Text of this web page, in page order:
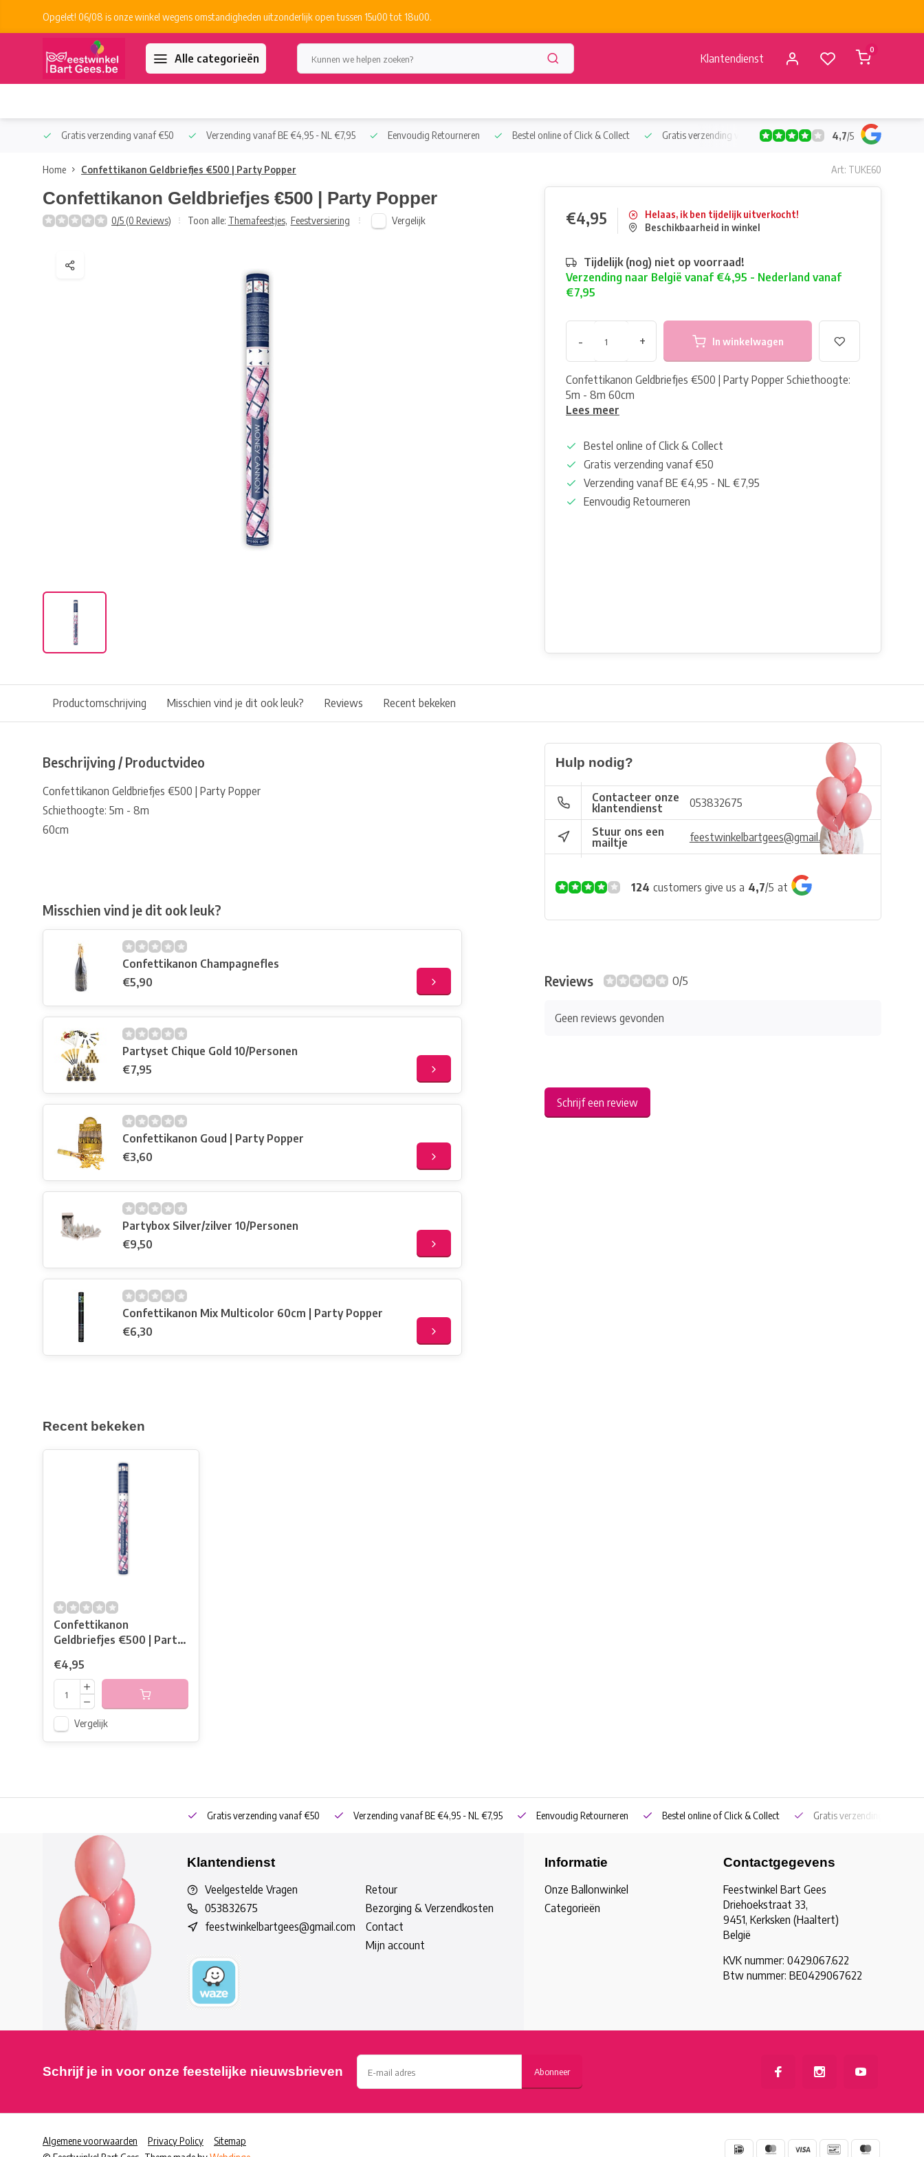
Opgelet! 06/08 is onze winkel wegens omstandigheden uitzonderlijk open tussen 15u00 tot 18u00.
Alle categorieën Klantendienst
0
Gratis verzending vanaf €50 Verzending vanaf BE €4,95 - NL €7,95 Eenvoudig Retourneren Bestel online of Click & Collect Gratis verzending vanaf €50 Verzending vanaf BE €4,95 -
4,7/5
Home Confettikanon Geldbriefjes €500 | Party Popper Art: TUKE60
Confettikanon Geldbriefjes €500 | Party Popper
0/5 (0 Reviews) Toon alle: Themafeestjes, Feestversiering Vergelijk €4,95
Helaas, ik ben tijdelijk uitverkocht!
Beschikbaarheid in winkel
Tijdelijk (nog) niet op voorraad!
Verzending naar België vanaf €4,95 - Nederland vanaf
€7,95
- + In winkelwagen
Confettikanon Geldbriefjes €500 | Party Popper Schiethoogte:
5m - 8m 60cm
Lees meer
Bestel online of Click & Collect
Gratis verzending vanaf €50
Verzending vanaf BE €4,95 - NL €7,95
Eenvoudig Retourneren
Productomschrijving Misschien vind je dit ook leuk? Reviews Recent bekeken
Beschrijving / Productvideo
Confettikanon Geldbriefjes €500 | Party Popper
Schiethoogte: 5m - 8m
60cm
Misschien vind je dit ook leuk?
Confettikanon Champagnefles
€5,90
Partyset Chique Gold 10/Personen
€7,95
Confettikanon Goud | Party Popper
€3,60
Partybox Silver/zilver 10/Personen
€9,50
Confettikanon Mix Multicolor 60cm | Party Popper
€6,30
Hulp nodig?
Contacteer onze
klantendienst
053832675
Stuur ons een
mailtje
feestwinkelbartgees@gmail.com
124 customers give us a 4,7/5 at
Reviews 0/5
Geen reviews gevonden
Schrijf een review
Recent bekeken
Confettikanon
Geldbriefjes €500 | Party
€4,95
Vergelijk
Gratis verzending vanaf €50 Verzending vanaf BE €4,95 - NL €7,95 Eenvoudig Retourneren Bestel online of Click & Collect Gratis verzending vanaf
Klantendienst
Veelgestelde Vragen
053832675
feestwinkelbartgees@gmail.com
Retour
Bezorging & Verzendkosten
Contact
Mijn account
Informatie
Onze Ballonwinkel
Categorieën
Contactgegevens
Feestwinkel Bart Gees
Driehoekstraat 33,
9451, Kerksken (Haaltert)
België
KVK nummer: 0429.067.622
Btw nummer: BE0429067622
Schrijf je in voor onze feestelijke nieuwsbrieven Abonneer
Algemene voorwaarden Privacy Policy
Sitemap